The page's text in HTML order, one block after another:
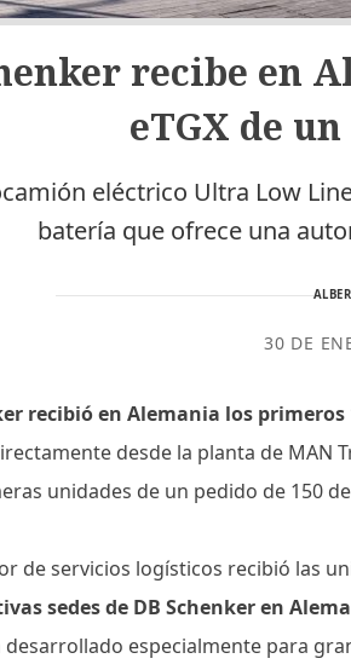
recibe en
eTGX de
eléctrico Ultra Low
batería que ofrece una
30 DE
recibió en Alemania los
desde la planta de MAN
unidades de un pedido de 150
de servicios logísticos recibió las
sedes de DB Schenker en
desarrollado especialmente para